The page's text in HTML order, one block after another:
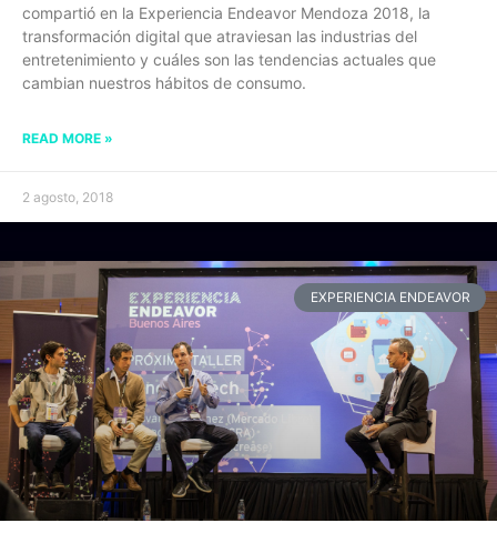
compartió en la Experiencia Endeavor Mendoza 2018, la
transformación digital que atraviesan las industrias del
entretenimiento y cuáles son las tendencias actuales que
cambian nuestros hábitos de consumo.
READ MORE »
2 agosto, 2018
EXPERIENCIA ENDEAVOR